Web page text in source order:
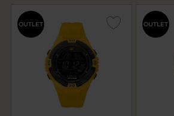
OUTLET OUTLET